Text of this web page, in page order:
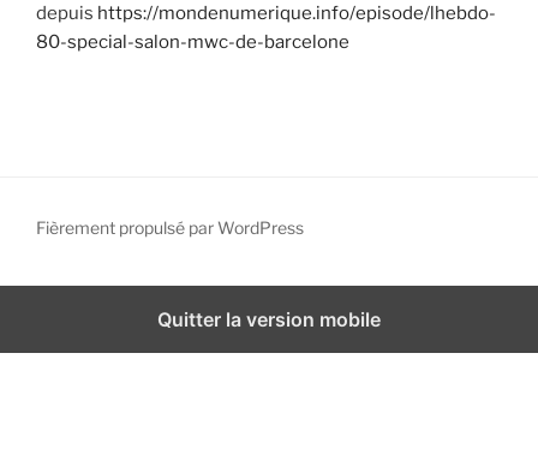
depuis https://mondenumerique.info/episode/lhebdo-
80-special-salon-mwc-de-barcelone
Fièrement propulsé par WordPress
Quitter la version mobile